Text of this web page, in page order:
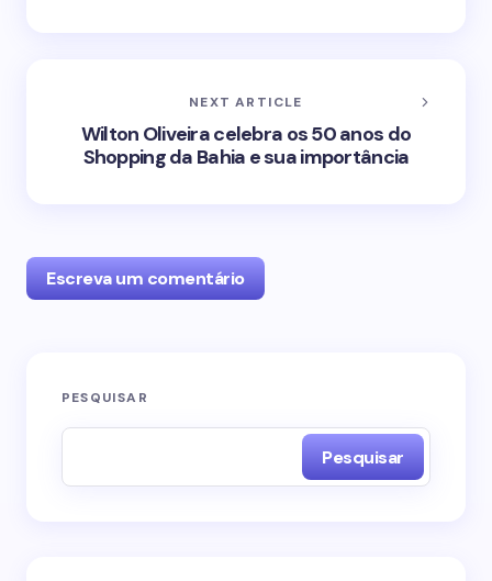
NEXT ARTICLE
Wilton Oliveira celebra os 50 anos do
Shopping da Bahia e sua importância
Escreva um comentário
O seu endereço de e-mail não será publicado.
PESQUISAR
Pesquisar